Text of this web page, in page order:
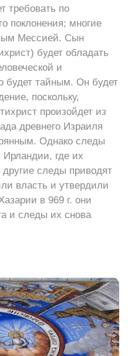
требовать по
поклонения; многие
Мессией. Сын
будет обладать
и
будет тайным. Он будет
поскольку,
произойдет из
древнего Израиля
Однако следы
где их
следы приводят
власть и утвердили
в 969 г. они
и следы их снова